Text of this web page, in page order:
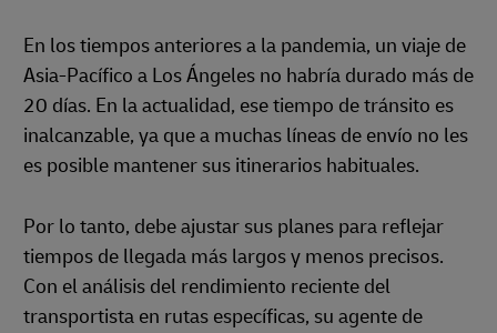
En los tiempos anteriores a la pandemia, un viaje de
Asia-Pacífico a Los Ángeles no habría durado más de
20 días. En la actualidad, ese tiempo de tránsito es
inalcanzable, ya que a muchas líneas de envío no les
es posible mantener sus itinerarios habituales.
Por lo tanto, debe ajustar sus planes para reflejar
tiempos de llegada más largos y menos precisos.
Con el análisis del rendimiento reciente del
transportista en rutas específicas, su agente de